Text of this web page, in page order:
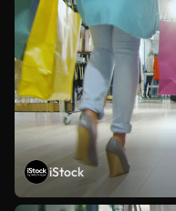
iStock